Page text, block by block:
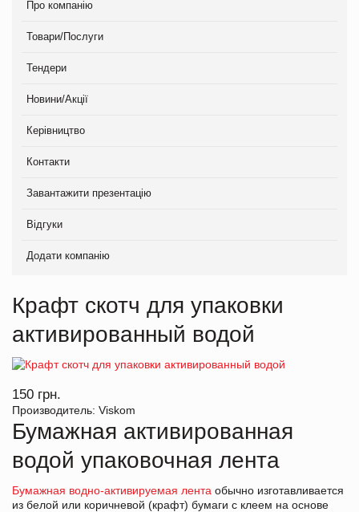
Про компанію
Товари/Послуги
Тендери
Новини/Акції
Керівництво
Контакти
Завантажити презентацію
Відгуки
Додати компанію
Крафт скотч для упаковки
активированный водой
150 грн.
Производитель: Viskom
Бумажная активированная
водой упаковочная лента
Бумажная водно-активируемая лента обычно изготавливается
из белой или коричневой (крафт) бумаги с клеем на основе